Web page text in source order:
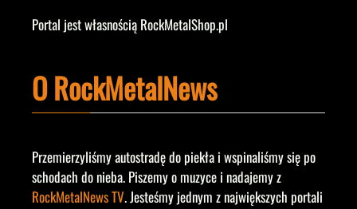
Portal jest własnością RockMetalShop.pl
O RockMetalNews
Przemierzyliśmy autostradę do piekła i wspinaliśmy się po
schodach do nieba. Piszemy o muzyce i nadajemy z
RockMetalNews TV. Jesteśmy jednym z największych portali